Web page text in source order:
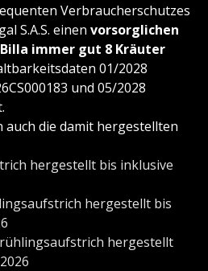
Verbraucherschutzes
S.A.S. einen vorsorglichen
Billa immer gut 8 Kräuter
01/2028
und 05/2028
die damit hergestellten
hergestellt bis inklusive
hergestellt bis
hergestellt